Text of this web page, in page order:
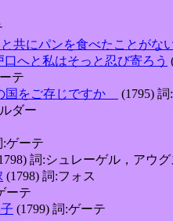
共にパンを食べたことがな
へと私はそっと忍び寄ろう
テ
国をご存じですか
(1795)
ダー
:ゲーテ
詞:シュレーゲル，アウ
(1798) 詞:フォス
ーテ
(1799) 詞:ゲーテ